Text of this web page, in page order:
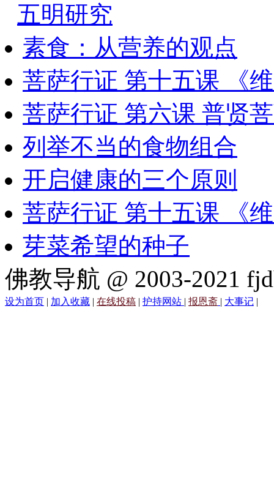
五明研究
素食：从营养的观点
菩萨行证 第十五课 《
菩萨行证 第六课 普贤
列举不当的食物组合
开启健康的三个原则
菩萨行证 第十五课 《
芽菜希望的种子
佛教导航 @ 2003-2021
设为首页 | 加入收藏 | 在线投稿 | 护持网站 | 报恩斋 | 大事记 |